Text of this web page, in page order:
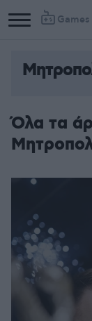
Games
Όλα τα